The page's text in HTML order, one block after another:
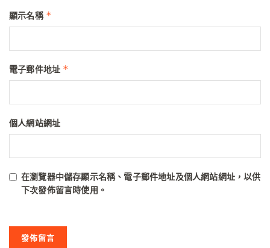
顯示名稱 *
電子郵件地址 *
個人網站網址
在瀏覽器中儲存顯示名稱、電子郵件地址及個人網站網址，以供
下次發佈留言時使用。